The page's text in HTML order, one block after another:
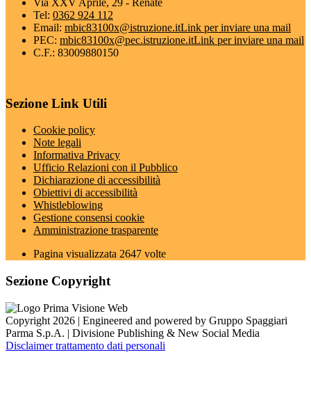
Tel: 0362 924 112
Email: mbic83100x@istruzione.itLink per inviare una mail
PEC: mbic83100x@pec.istruzione.itLink per inviare una mail
C.F.: 83009880150
Sezione Link Utili
Cookie policy
Note legali
Informativa Privacy
Ufficio Relazioni con il Pubblico
Dichiarazione di accessibilità
Obiettivi di accessibilità
Whistleblowing
Gestione consensi cookie
Amministrazione trasparente
Pagina visualizzata 2647 volte
Sezione Copyright
Copyright 2026 | Engineered and powered by Gruppo Spaggiari
Parma S.p.A. | Divisione Publishing & New Social Media
Disclaimer trattamento dati personali